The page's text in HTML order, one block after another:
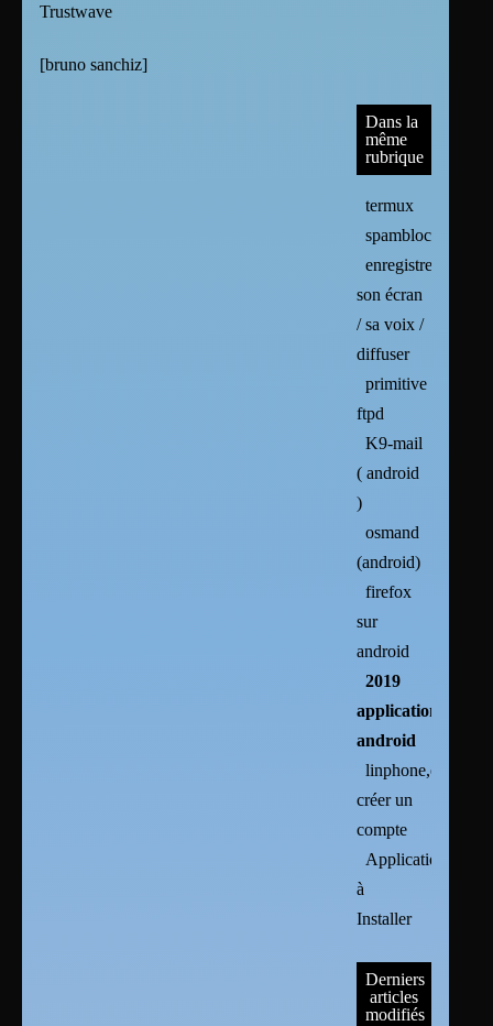
Trustwave
[bruno sanchiz]
Dans la
même
rubrique
termux
spamblocker
enregistrer
son écran
/ sa voix /
diffuser
primitive
ftpd
K9-mail
( android
)
osmand
(android)
firefox
sur
android
2019
applications
android
linphone,ekiga :
créer un
compte
Applications
à
Installer
Derniers
articles
modifiés